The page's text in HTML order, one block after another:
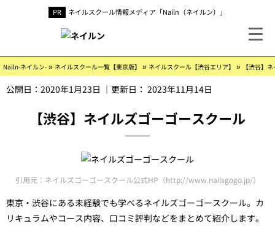
ネイルスクール情報メディア「Nailn（ネイルン）」
Nailn-ネイルン- » ネイルスクール一覧【東京版】 » ネイルスクール【渋谷エリア】 » 【渋谷】
公開日： 2020年1月23日 ｜更新日： 2023年11月14日
【渋谷】ネイルズゴーゴースクール
引用元：ネイルズゴーゴースクール公式HP（http://www.nailsgogo.jp/）
東京・渋谷にある未経験でも学べるネイルズゴーゴースクール。カ
リキュラムやコース内容、口コミ評判などをまとめて紹介します。